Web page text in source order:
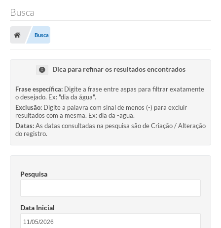
Carta de Serviços
Vagas PAT
Perguntas e Respostas Frequentes
Selo Verde
Compra Direta
Empreendedor
Pesquisa Dificuldades no Licenciamento de Empresas
Incentivos Fiscais
Plano Municipal de Retomada das Aulas Presenciais
Busca
Busca
Dica para refinar os resultados encontrados
Frase específica: Digite a frase entre aspas para filtrar exatamente
o desejado. Ex: "dia da água".
Exclusão: Digite a palavra com sinal de menos (-) para excluir
resultados com a mesma. Ex: dia da -agua.
Datas:As datas consultadas na pesquisa são de Criação / Alteração
do registro.
Pesquisa
Data Inicial